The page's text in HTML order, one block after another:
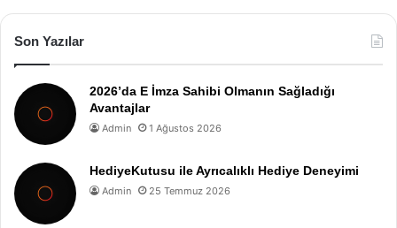
Son Yazılar
2026’da E İmza Sahibi Olmanın Sağladığı
Avantajlar
Admin 1 Ağustos 2026
HediyeKutusu ile Ayrıcalıklı Hediye Deneyimi
Admin 25 Temmuz 2026